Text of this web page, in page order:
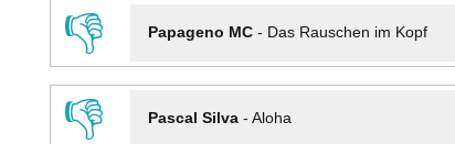
👎
Papageno MC- Das Rauschen im Kopf
👎
Pascal Silva- Aloha